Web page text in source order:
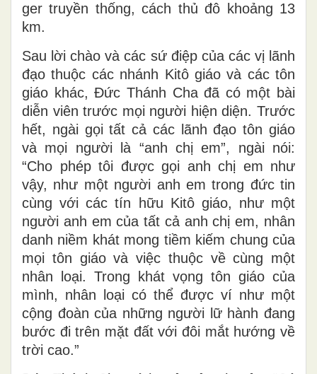
ger truyền thống, cách thủ đô khoảng 13
km.
Sau lời chào và các sứ điệp của các vị lãnh
đạo thuộc các nhánh Kitô giáo và các tôn
giáo khác, Đức Thánh Cha đã có một bài
diễn viên trước mọi người hiện diện. Trước
hết, ngài gọi tất cả các lãnh đạo tôn giáo
và mọi người là “anh chị em”, ngài nói:
“Cho phép tôi được gọi anh chị em như
vậy, như một người anh em trong đức tin
cùng với các tín hữu Kitô giáo, như một
người anh em của tất cả anh chị em, nhân
danh niềm khát mong tiềm kiếm chung của
mọi tôn giáo và việc thuộc về cùng một
nhân loại. Trong khát vọng tôn giáo của
mình, nhân loại có thể được ví như một
cộng đoàn của những người lữ hành đang
bước đi trên mặt đất với đôi mắt hướng về
trời cao.”